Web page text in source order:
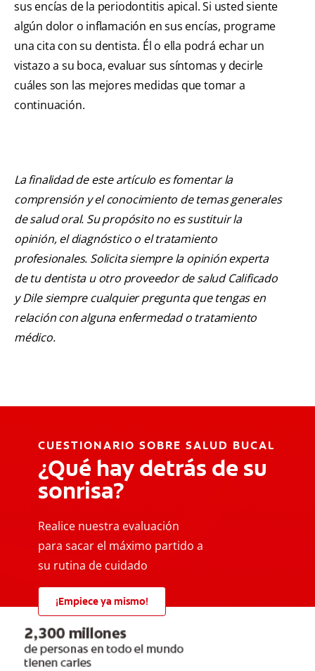
sus encías de la periodontitis apical. Si usted siente
algún dolor o inflamación en sus encías, programe
una cita con su dentista. Él o ella podrá echar un
vistazo a su boca, evaluar sus síntomas y decirle
cuáles son las mejores medidas que tomar a
continuación.
La finalidad de este artículo es fomentar la
comprensión y el conocimiento de temas generales
de salud oral. Su propósito no es sustituir la
opinión, el diagnóstico o el tratamiento
profesionales. Solicita siempre la opinión experta
de tu dentista u otro proveedor de salud Calificado
y Dile siempre cualquier pregunta que tengas en
relación con alguna enfermedad o tratamiento
médico.
CUESTIONARIO SOBRE SALUD BUCAL
¿Qué hay detrás de su
sonrisa?
Realice nuestra evaluación
para sacar el máximo partido a
su rutina de cuidado
¡Empiece ya mismo!